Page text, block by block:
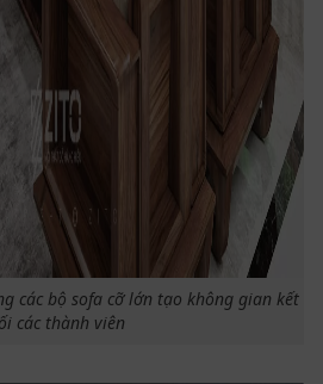
các bộ sofa cỡ lớn tạo không gian kết
các thành viên